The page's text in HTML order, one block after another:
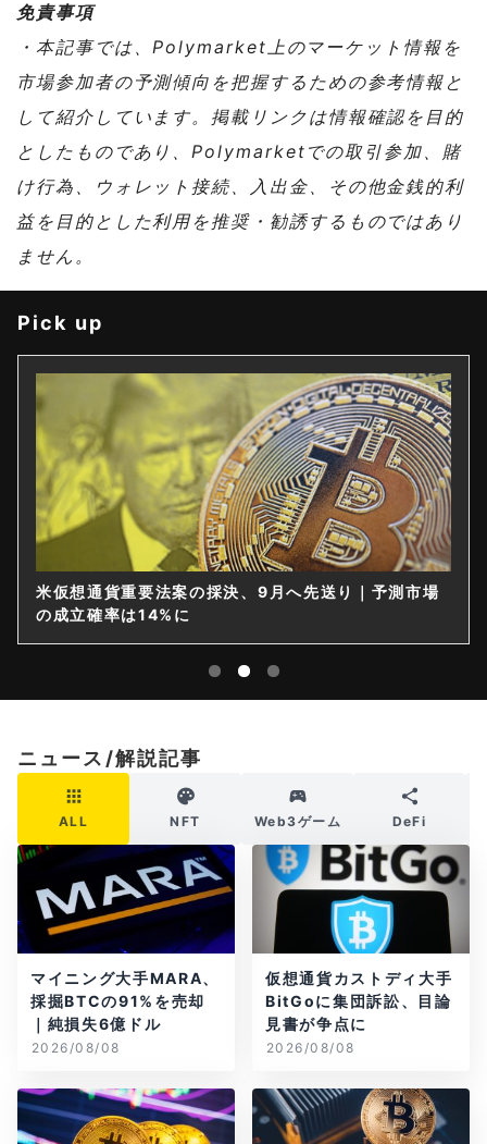
免責事項
・本記事では、Polymarket上のマーケット情報を
市場参加者の予測傾向を把握するための参考情報と
して紹介しています。掲載リンクは情報確認を目的
としたものであり、Polymarketでの取引参加、賭
け行為、ウォレット接続、入出金、その他金銭的利
益を目的とした利用を推奨・勧誘するものではあり
ません。
Pick up
米仮想通貨重要法案の採決、9月へ先送り｜予測市場
の成立確率は14%に
ニュース/解説記事
ALL NFT Web3ゲーム DeFi
マイニング大手MARA、
採掘BTCの91%を売却
｜純損失6億ドル
2026/08/08
仮想通貨カストディ大手
BitGoに集団訴訟、目論
見書が争点に
2026/08/08